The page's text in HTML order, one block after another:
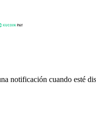
notificación cuando esté